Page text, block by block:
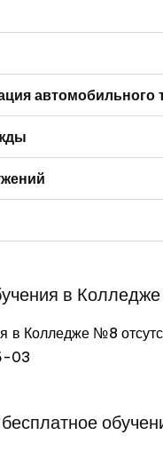
автомобильного
в
Колледже №8
03
бесплатное